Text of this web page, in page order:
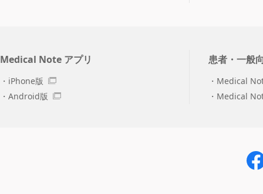
Medical Note アプリ
iPhone版
Android版
患者・一般
Medical
Medical